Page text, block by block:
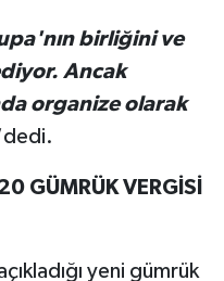
birliğini ve
Ancak
organize olarak
GÜMRÜK VERGİSİ
yeni gümrük